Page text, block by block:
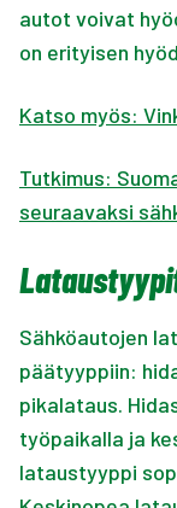
autot voivat
on erityisen
Katso myös:
Tutkimus:
seuraavaksi
Sähköautojen
päätyyppiin:
pikalataus.
työpaikalla ja
lataustyyppi